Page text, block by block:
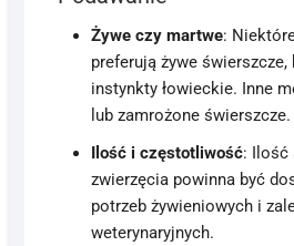
Żywe czy martwe:
preferują żywe
instynkty łowieckie. Inne
lub zamrożone świerszcze.
Ilość i częstotliwość: Ilość
zwierzęcia powinna być
potrzeb żywieniowych i
weterynaryjnych.